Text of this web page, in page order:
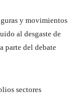
y movimientos
al desgaste de
parte del debate
sectores